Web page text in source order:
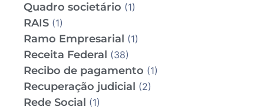
Quadro societário (1)
RAIS (1)
Ramo Empresarial (1)
Receita Federal (38)
Recibo de pagamento (1)
Recuperação judicial (2)
Rede Social (1)